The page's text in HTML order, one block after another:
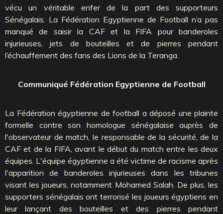
vécu un véritable enfer de la part des supporteurs
Sénégalais. La Fédération Egyptienne de Football n’a pas
manqué de saisir la CAF et la FIFA pour banderoles
injurieuses, jets de bouteilles et de pierres pendant
l’échauffement des fans des Lions de la Teranga.
Communiqué Fédération Egyptienne de Football
La Fédération égyptienne de football a déposé une plainte
formelle contre son homologue sénégalaise auprès de
l'observateur de match, le responsable de la sécurité, de la
CAF et de la FIFA, avant le début du match entre les deux
équipes. L'équipe égyptienne a été victime de racisme après
l'apparition de banderoles injurieuses dans les tribunes
visant les joueurs, notamment Mohamed Salah. De plus, les
supporters sénégalais ont terrorisé les joueurs égyptiens en
leur lançant des bouteilles et des pierres pendant